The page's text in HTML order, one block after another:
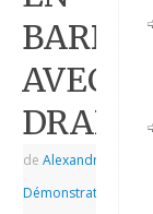
BARRE
AVEC
deAlexandre
Démonstrations